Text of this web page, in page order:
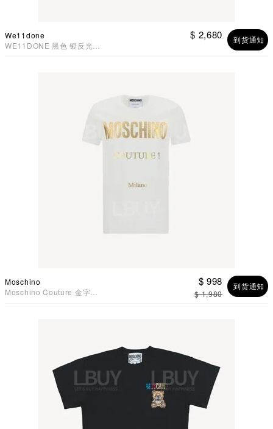
We11done
WE11DONE 黑色 银反光
到货通知
$ 2,680
Moschino
Moschino Couture 金字
到货通知
$ 998
$ 1,980